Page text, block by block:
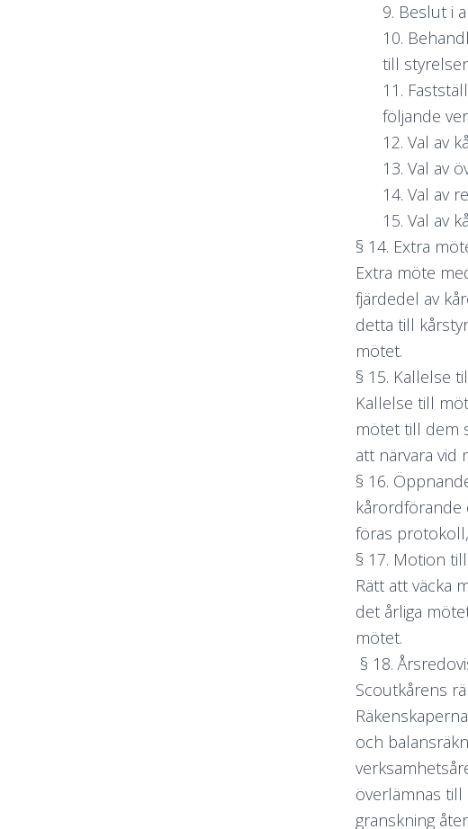
9. Beslut i
10.
till
11.
följande
12. Val av
13. Val av
14. Val av
15. Val av
§ 14. Extra
Extra möte
fjärdedel av
detta till
mötet.
§ 15. Kallelse
Kallelse till
mötet till dem
att närvara vid
§ 16.
kårordförande
föras
§ 17. Motion
Rätt att väcka
det årliga
mötet.
§ 18.
Scoutkårens
och
överlämnas till
granskning